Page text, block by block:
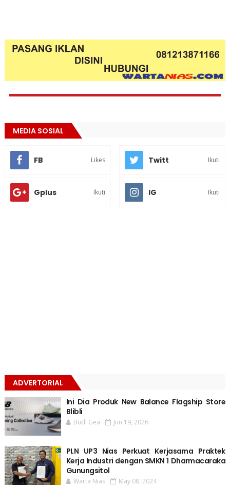
MEDIA SOSIAL
FB Likes Twitt Ikuti
Gplus Ikuti IG Ikuti
ADVERTORIAL
Ini Dia Produk New Balance Flagship Store
Blibli
Budi Gea Jun 19, 2026
PLN UP3 Nias Perkuat Kerjasama Praktek
Kerja Industri dengan SMKN 1 Dharmacaraka
Gunungsitol
Warta Nias May 08, 2024